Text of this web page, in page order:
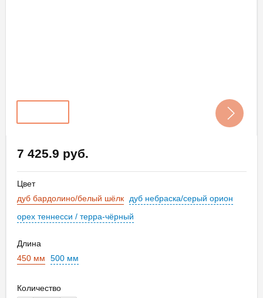
7 425.9 руб.
Цвет
дуб бардолино/белый шёлк
дуб небраска/серый орион
орех теннесси / терра-чёрный
Длина
450 мм
500 мм
Количество